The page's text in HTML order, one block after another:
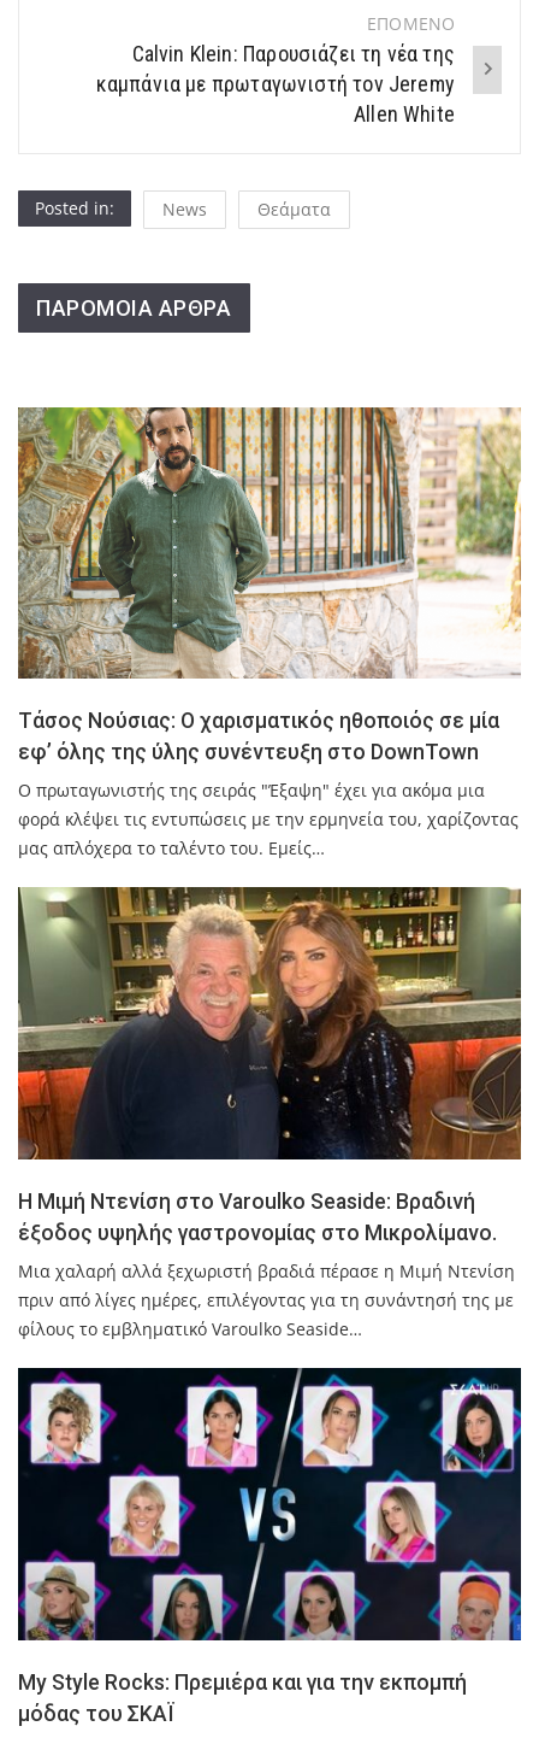
ΕΠΟΜΕΝΟ
Calvin Klein: Παρουσιάζει τη νέα της
καμπάνια με πρωταγωνιστή τον Jeremy
Allen White
Posted in: News Θεάματα
ΠΑΡΟΜΟΙΑ ΑΡΘΡΑ
Τάσος Νούσιας: Ο χαρισματικός ηθοποιός σε μία
εφ’ όλης της ύλης συνέντευξη στο DownTown
Ο πρωταγωνιστής της σειράς "Έξαψη" έχει για ακόμα μια
φορά κλέψει τις εντυπώσεις με την ερμηνεία του, χαρίζοντας
μας απλόχερα το ταλέντο του. Εμείς…
Η Μιμή Ντενίση στο Varoulko Seaside: Βραδινή
έξοδος υψηλής γαστρονομίας στο Μικρολίμανο.
Μια χαλαρή αλλά ξεχωριστή βραδιά πέρασε η Μιμή Ντενίση
πριν από λίγες ημέρες, επιλέγοντας για τη συνάντησή της με
φίλους το εμβληματικό Varoulko Seaside…
My Style Rocks: Πρεμιέρα και για την εκπομπή
μόδας του ΣΚΑΪ